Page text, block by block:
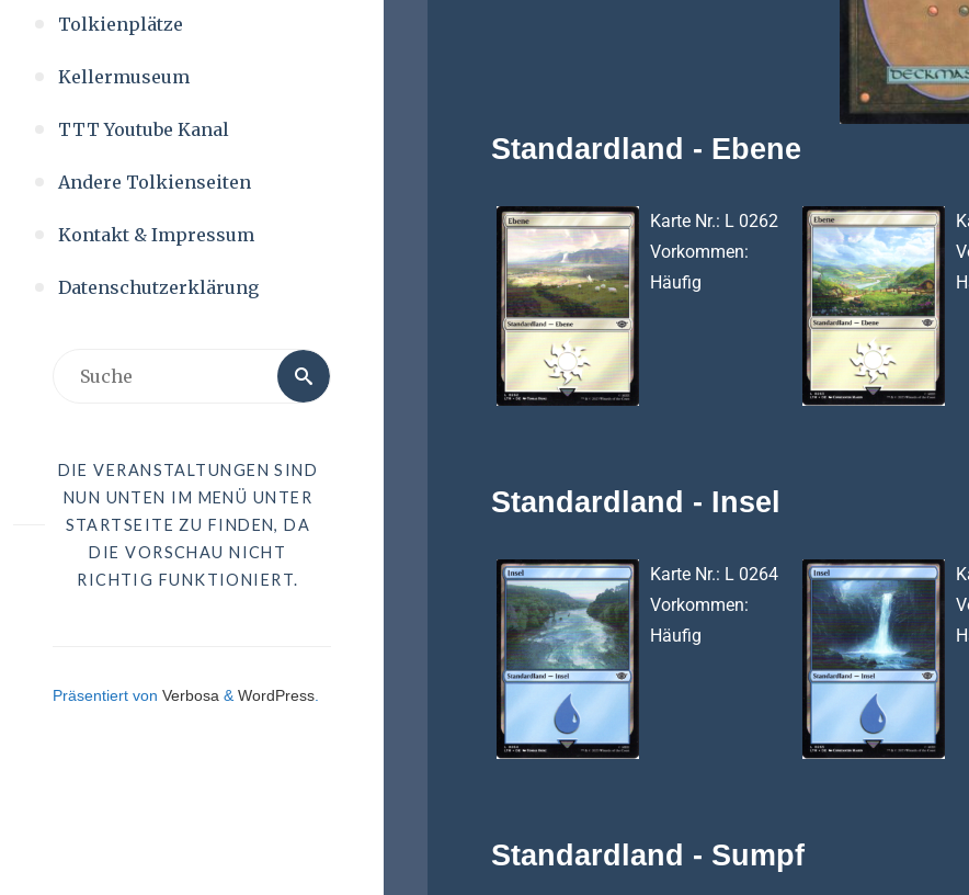
Tolkienplätze
Kellermuseum
TTT Youtube Kanal
Andere Tolkienseiten
Kontakt & Impressum
Datenschutzerklärung
DIE VERANSTALTUNGEN SIND
NUN UNTEN IM MENÜ UNTER
STARTSEITE ZU FINDEN, DA
DIE VORSCHAU NICHT
RICHTIG FUNKTIONIERT.
Präsentiert von Verbosa & WordPress
Standardland - Ebene
Karte Nr.: L 0262
Vorkommen:
Häufig
Standardland - Insel
Karte Nr.: L 0264
Vorkommen:
Häufig
Standardland - Sumpf